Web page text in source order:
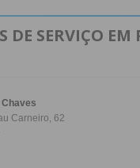
DE SERVIÇO EM